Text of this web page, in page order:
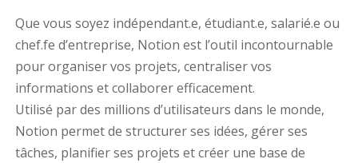
Que vous soyez indépendant.e, étudiant.e, salarié.e ou
chef.fe d’entreprise, Notion est l’outil incontournable
pour organiser vos projets, centraliser vos
informations et collaborer efficacement.
Utilisé par des millions d’utilisateurs dans le monde,
Notion permet de structurer ses idées, gérer ses
tâches, planifier ses projets et créer une base de